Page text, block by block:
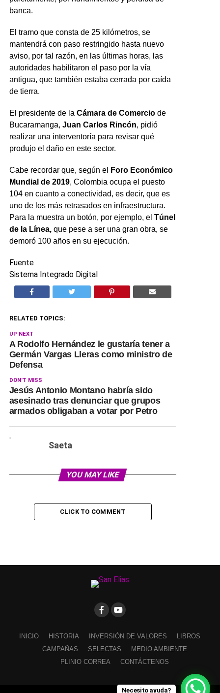
banca.
El tramo que consta de 25 kilómetros, se
mantendrá con paso restringido hasta nuevo
aviso, por tal razón, en las últimas horas, las
autoridades habilitaron el paso por la vía
antigua, que también estaba cerrada por caída
de tierra.
El presidente de la Cámara de Comerciode
Bucaramanga, Juan Carlos Rincón, pidió
realizar una interventoría para revisar qué
produjo el daño en este sector.
Cabe recordar que, según el
Foro Económico
Mundial de 2019, Colombia ocupa el puesto
104 en cuanto a conectividad, es decir, que es
uno de los más retrasados en infraestructura.
Para la muestra un botón, por ejemplo, el Túnel
de la Línea, que pese a ser una gran obra, se
demoró 100 años en su ejecución.
Fuente
Sistema Integrado Digital
RELATED TOPICS:
UP NEXT
A Rodolfo Hernández le gustaría tener a
Germán Vargas Lleras como ministro de
Defensa
DON'T MISS
Jesús Antonio Montano habría sido
asesinado tras denunciar que grupos
armados obligaban a votar por Petro
Saeta
YOU MAY LIKE
CLICK TO COMMENT
INICIO HISTORIA INVERSIÓN DE VALORES
LIBROS
CAMPAÑAS
SELECTAS
MEDIO AMBIENTE
PLINIO CORREA
CONTÁCTENOS
Necesito ayuda?